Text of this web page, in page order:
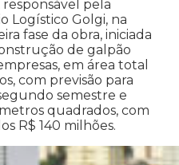
pela
Logístico Golgi, na
fase da obra, iniciada
de galpão
em área total
com previsão para
semestre e
quadrados, com
R$ 140 milhões.